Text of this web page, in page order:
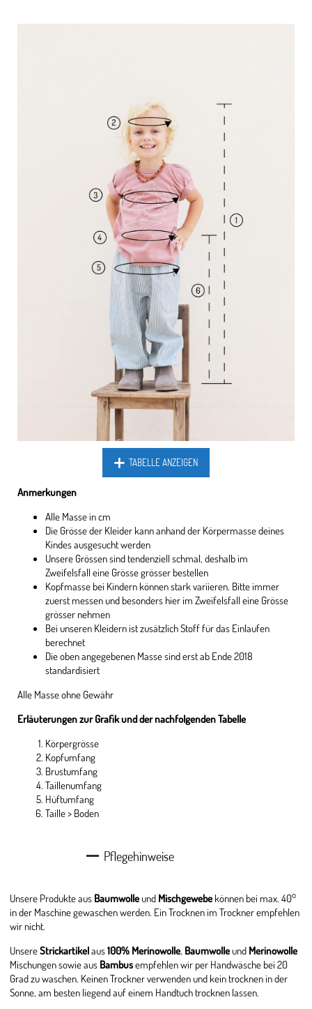
TABELLE ANZEIGEN
Anmerkungen
Alle Masse in cm
Die Grösse der Kleider kann anhand der Körpermasse deines
Kindes ausgesucht werden
Unsere Grössen sind tendenziell schmal, deshalb im
Zweifelsfall eine Grösse grösser bestellen
Kopfmasse bei Kindern können stark variieren. Bitte immer
zuerst messen und besonders hier im Zweifelsfall eine Grösse
grösser nehmen
Bei unseren Kleidern ist zusätzlich Stoff für das Einlaufen
berechnet
Die oben angegebenen Masse sind erst ab Ende 2018
standardisiert
Alle Masse ohne Gewähr
Erläuterungen zur Grafik und der nachfolgenden Tabelle
Körpergrösse
Kopfumfang
Brustumfang
Taillenumfang
Hüftumfang
Taille > Boden
Pflegehinweise
Unsere Produkte aus Baumwolleund Mischgewebe können bei max. 40°
in der Maschine gewaschen werden. Ein Trocknen im Trockner empfehlen
wir nicht.
UnsereStrickartikelaus100% Merinowolle, Baumwolleund Merinowolle
Mischungen sowie aus Bambusempfehlen wir per Handwäsche bei 20
Grad zu waschen. Keinen Trockner verwenden und kein trocknen in der
Sonne, am besten liegend auf einem Handtuch trocknen lassen.